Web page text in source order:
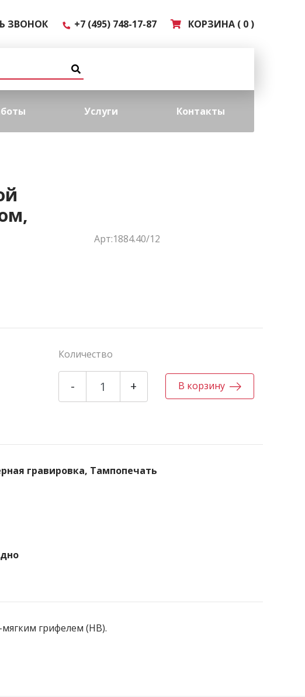
ЗВОНОК +7 (495) 748-17-87 КОРЗИНА ( 0 )
Услуги Контакты
Арт:1884.40/12
Количество
- + В корзину
гравировка, Тампопечать
грифелем (HB).